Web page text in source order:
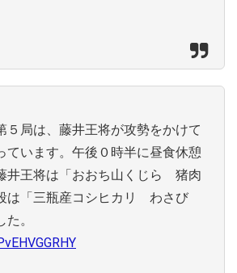
５局は、藤井王将が攻勢をかけて
ています。午後０時半に昼食休憩
井王将は「おおち山くじら 猪肉
は「三瓶産コシヒカリ わさび
。